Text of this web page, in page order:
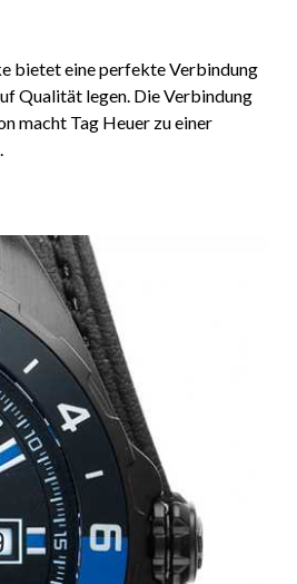
bietet eine perfekte Verbindung
Qualität legen. Die Verbindung
macht Tag Heuer zu einer